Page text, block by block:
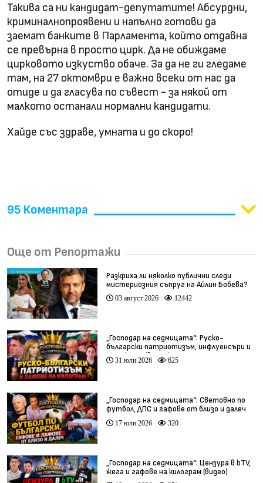
Такива са ни кандидат-депутатите! Абсурдни,
криминалнопроявени и напълно готови да
заемат банките в Парламента, който отдавна
се превърна в просто цирк. Да не обиждаме
цирковото изкуство обаче. За да не ги гледаме
там, на 27 октомври е важно всеки от нас да
отиде и да гласува по съвест - за някой от
малкото останали нормални кандидати.
Хайде със здраве, умната и до скоро!
95 Коментара
Още от Репортажи
Разкриха ли няколко публични следи
мистериозния съпруг на Айлин Бобева?
03 август 2026 12442
„Господар на седмицата“: Руско-
български патриотизъм, инфлуенсъри и
тарикати (видео)
31 юли 2026 625
„Господар на седмицата“: Световно по
футбол, ДПС и гафове от близо и далеч
17 юли 2026 320
„Господар на седмицата“: Цензура в bTV,
жега и гафове на килограм (видео)